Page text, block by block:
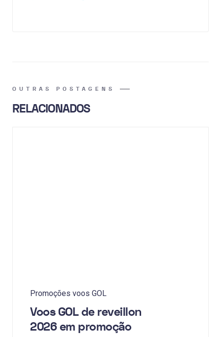
OUTRAS POSTAGENS
RELACIONADOS
Promoções voos GOL
Voos GOL de reveillon
2026 em promoção